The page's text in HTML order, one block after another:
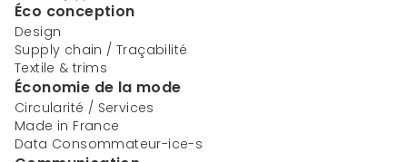
Éco conception
Design
Supply chain / Traçabilité
Textile & trims
Économie de la mode
Circularité / Services
Made in France
Data Consommateur-ice-s